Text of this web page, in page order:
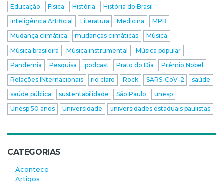
Educação
Física História
História do Brasil
Inteligência Artificial
Literatura Medicina
MPB
Mudança climática
mudanças climáticas
Música
Música brasileira
Música instrumental
Música popular
Pandemia
Pesquisa podcast Prato do Dia
Prêmio Nobel
Relações INternacionais
rio claro Rock SARS-CoV-2
saúde
saúde pública
sustentabilidade São Paulo
unesp
Unesp 50 anos
Universidade universidades estaduais paulistas
CATEGORIAS
Acontece
Artigos